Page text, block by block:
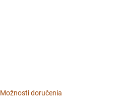
Možnosti doručenia